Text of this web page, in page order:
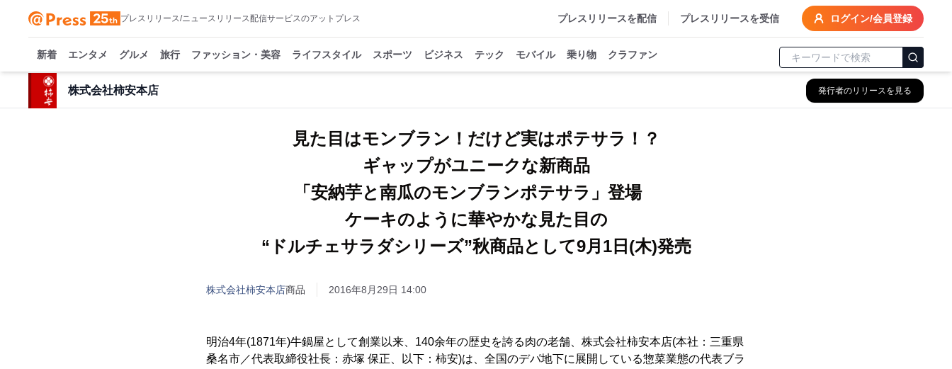
プレスリリース/ニュースリリース配信サービスのアットプレス プレスリリースを配信 プレスリリースを受信 ログイン/会員登録
新着 エンタメ グルメ 旅行 ファッション・美容 ライフスタイル スポーツ ビジネス テック モバイル 乗り物 クラファン
株式会社柿安本店 発行者のリリースを見る
見た目はモンブラン！だけど実はポテサラ！？
ギャップがユニークな新商品
「安納芋と南瓜のモンブランポテサラ」登場
ケーキのように華やかな見た目の
“ドルチェサラダシリーズ”秋商品として9月1日(木)発売
株式会社柿安本店商品 2016年8月29日 14:00
明治4年(1871年)牛鍋屋として創業以来、140余年の歴史を誇る肉の老舗、株式会社柿安本店(本社：三重県
桑名市／代表取締役社長：赤塚 保正、以下：柿安)は、全国のデパ地下に展開している惣菜業態の代表ブラ